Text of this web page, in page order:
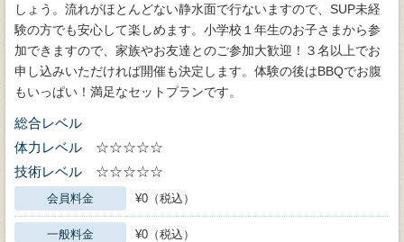
しょう。流れがほとんどない静水面で行ないますので、SUP未経
験の方でも安心して楽しめます。小学校１年生のお子さまから参
加できますので、家族やお友達とのご参加大歓迎！３名以上でお
申し込みいただければ開催も決定します。体験の後はBBQでお腹
もいっぱい！満足なセットプランです。
総合レベル
体力レベル
☆☆☆☆☆
技術レベル
☆☆☆☆☆
会員料金 ¥0（税込）
一般料金 ¥0（税込）